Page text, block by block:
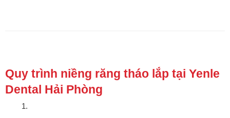
Quy trình niềng răng tháo lắp tại Yenle
Dental Hải Phòng